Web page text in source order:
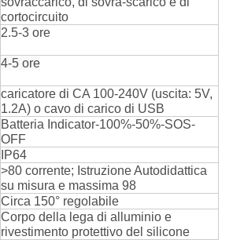
cortocircuito
2.5-3 ore
4-5 ore
caricatore di CA 100-240V (uscita: 5V,
1.2A) o cavo di carico di USB
Batteria Indicator-100%-50%-SOS-
OFF
IP64
>80 corrente; Istruzione Autodidattica
su misura e massima 98
Circa 150° regolabile
Corpo della lega di alluminio e
rivestimento protettivo del silicone